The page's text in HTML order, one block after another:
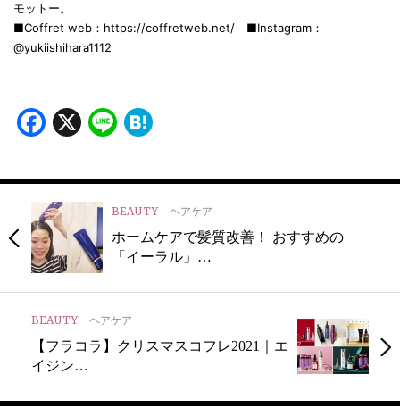
モットー。
■Coffret web：https://coffretweb.net/ ■Instagram：
@yukiishihara1112
Facebook
X Line
BEAUTY ヘアケア
ホームケアで髪質改善！ おすすめの
「イーラル」…
BEAUTY ヘアケア
【フラコラ】クリスマスコフレ2021｜エ
イジン…